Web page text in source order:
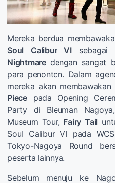
Mereka berdua
Soul Calibur VIsebagai
Nightmaredengan sangat
para penonton. Dalam
mereka akan membawakan
Piecepada Opening
Party di Bleuman
Museum Tour, Fairy Tail
Soul Calibur VI pada
Tokyo-Nagoya Round
peserta lainnya.
Sebelum menuju ke